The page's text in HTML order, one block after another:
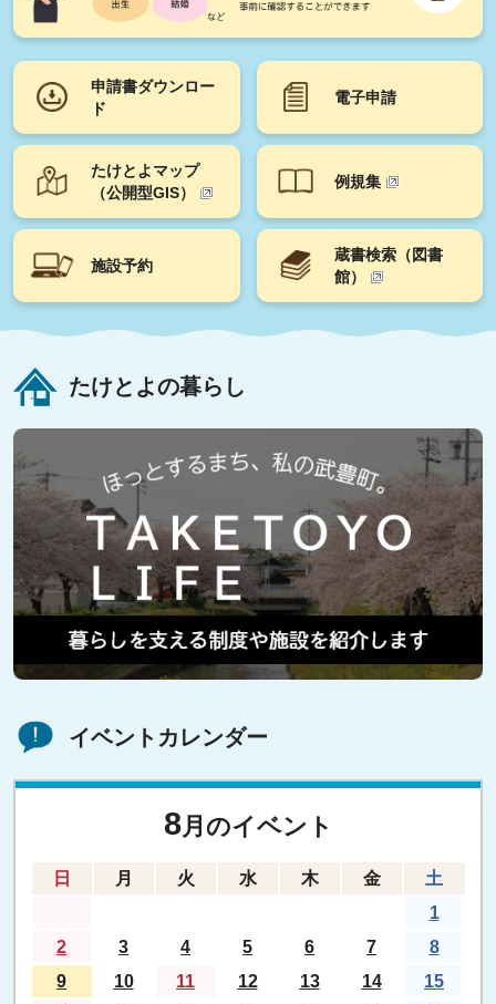
申請書ダウンロー
ド
電子申請
たけとよマップ
（公開型GIS）
例規集
施設予約
蔵書検索（図書
館）
たけとよの暮らし
イベントカレンダー
8月のイベント
日 月 火 水 木 金
土
1
2
3 4 5 6 7
8
9
10 11 12 13 14
15